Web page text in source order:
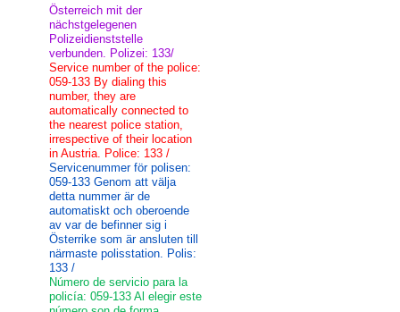
Österreich mit der
nächstgelegenen
Polizeidienststelle
verbunden. Polizei: 133/
Service number of the police:
059-133 By dialing this
number, they are
automatically connected to
the nearest police station,
irrespective of their location
in Austria. Police: 133 /
Servicenummer för polisen:
059-133 Genom att välja
detta nummer är de
automatiskt och oberoende
av var de befinner sig i
Österrike som är ansluten till
närmaste polisstation. Polis:
133 /
Número de servicio para la
policía: 059-133 Al elegir este